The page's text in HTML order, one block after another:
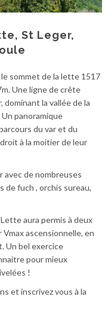
St Leger,
sommet de la lette 1517
Une ligne de crête
la vallée de la
panoramique
du var et du
à la moitier de leur
de nombreuses
de fuch , orchis sureau,
aura permis à deux
ascensionnelle, en
Un bel exercice
pour mieux
!
et inscrivez vous à la